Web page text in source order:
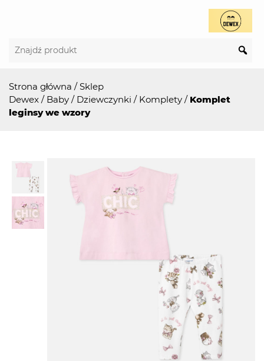
Strona główna /Sklep
Dewex / Baby / Dziewczynki / Komplety / Komplet
leginsy we wzory